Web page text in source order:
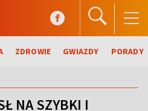
ZDROWIE GWIAZDY PORADY
NA SZYBKI I